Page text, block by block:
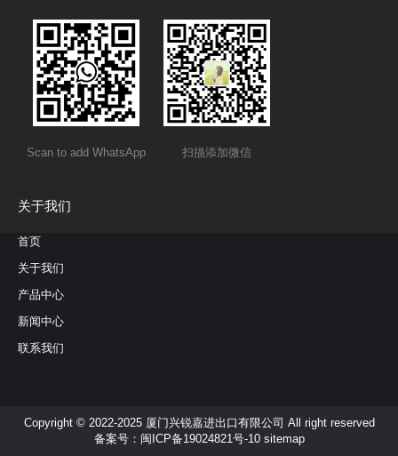
Scan to add WhatsApp 扫描添加微信
关于我们
首页
关于我们
产品中心
新闻中心
联系我们
Copyright © 2022-2025 厦门兴锐嘉进出口有限公司 All right reserved
备案号： 闽ICP备19024821号-10 sitemap